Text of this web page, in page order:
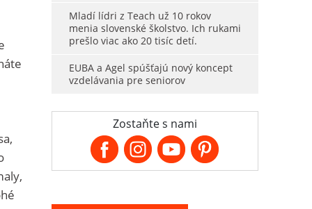
Mladí lídri z Teach už 10 rokov
menia slovenské školstvo. Ich rukami
prešlo viac ako 20 tisíc detí.
EUBA a Agel spúšťajú nový koncept
vzdelávania pre seniorov
Zostaňte s nami